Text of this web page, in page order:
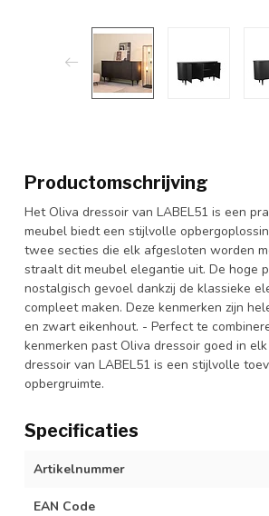
Productomschrijving
Het Oliva dressoir van LABEL51 is een
meubel biedt een stijlvolle
twee secties die elk afgesloten worden
straalt dit meubel elegantie uit. De hoge
nostalgisch gevoel dankzij de klassieke
compleet maken. Deze kenmerken zijn
en zwart eikenhout. - Perfect te
kenmerken past Oliva dressoir goed in
dressoir van LABEL51 is een stijlvolle
opbergruimte.
Specificaties
Artikelnummer
EAN Code